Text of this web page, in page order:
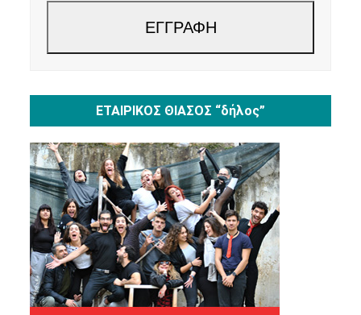
ΕΓΓΡΑΦΗ
ΕΤΑΙΡΙΚΟΣ ΘΙΑΣΟΣ “δήλος”